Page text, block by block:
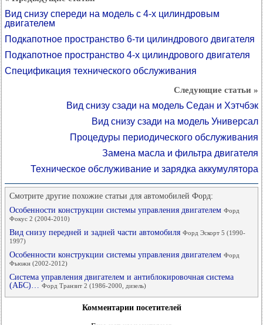
Вид снизу спереди на модель с 4-х цилиндровым
двигателем
Подкапотное пространство 6-ти цилиндрового двигателя
Подкапотное пространство 4-х цилиндрового двигателя
Спецификация технического обслуживания
Следующие статьи »
Вид снизу сзади на модель Седан и Хэтчбэк
Вид снизу сзади на модель Универсал
Процедуры периодического обслуживания
Замена масла и фильтра двигателя
Техническое обслуживание и зарядка аккумулятора
Смотрите другие похожие статьи для автомобилей Форд:
Особенности конструкции системы управления двигателем Форд
Фокус 2 (2004-2010)
Вид снизу передней и задней части автомобиля Форд Эскорт 5 (1990-
1997)
Особенности конструкции системы управления двигателем Форд
Фьюжн (2002-2012)
Система управления двигателем и антиблокировочная система
(АБС)… Форд Транзит 2 (1986-2000, дизель)
Комментарии посетителей